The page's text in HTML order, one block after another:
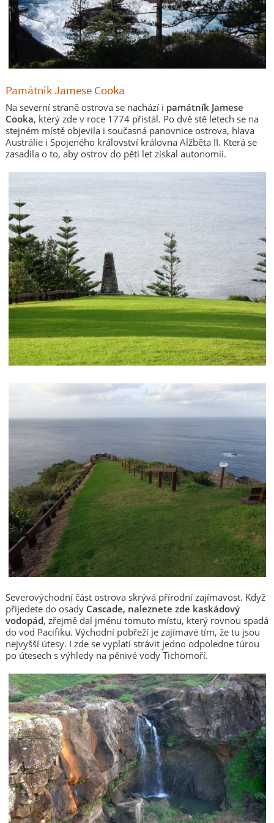
Památník Jamese Cooka
Na severní straně ostrova se nachází i památník Jamese
Cooka, který zde v roce 1774 přistál. Po dvě stě letech se na
stejném místě objevila i současná panovnice ostrova, hlava
Austrálie i Spojeného království královna Alžběta II. Která se
zasadila o to, aby ostrov do pěti let získal autonomii.
Severovýchodní část ostrova skrývá přírodní zajímavost. Když
přijedete do osady Cascade, naleznete zde kaskádový
vodopád, zřejmě dal jménu tomuto místu, který rovnou spadá
do vod Pacifiku. Východní pobřeží je zajímavé tím, že tu jsou
nejvyšší útesy. I zde se vyplatí strávit jedno odpoledne túrou
po útesech s výhledy na pěnivé vody Tichomoří.